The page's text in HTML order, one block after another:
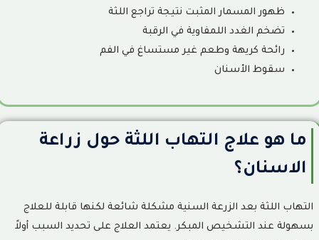
ظهور المسمار المثبت نتيجة تراجع اللثة
تضخم الغدد اللمفاوية في الرقبة
رائحة كريهة وطعم غير مستساغ في الفم
سقوط الأسنان
ما هو علاج التهاب اللثة حول زراعة
الاسنان؟
التهاب اللثة بعد الزرعة السنية مشكلة شائعة لكنها قابلة للعلاج
بسهولة عند التشخيص المبكر. يعتمد العلاج على تحديد السبب أولاً